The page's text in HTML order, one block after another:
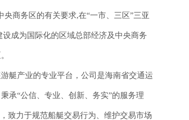
商务区的有关要求,在“一市、三区”三亚
成为国际化的区域总部经济及中央商务
艇产业的专业平台，公司是海南省交通运
承“公信、专业、创新、务实”的服务理
致力于规范船艇交易行为、维护交易市场